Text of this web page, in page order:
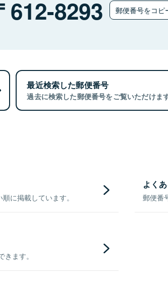
612-8293 郵便番号をコピ
最近検索した郵便番号
過去に検索した郵便番号をご覧いただけます
に掲載しています。
よく
郵便番
ます。